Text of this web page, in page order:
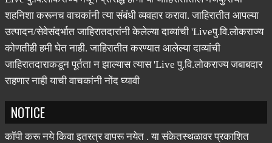
शहनिशा करूनच वाचकांनी त्या संबंधी व्यवहार करावा. जाहिरातीत आपल्या
उत्पादन/सेवेसंदर्भात जाहिरातदारांनी केलेल्या दाव्यांची 'Liveपु.वि.लोकराज्य
कोणतीही हमी घेत नाही. जाहिरातीत करण्यात आलेल्या दाव्यांची
जाहिरातदाराकडून पूर्तता न झाल्यास त्यास 'Live पु.वि.लोकराज्य जबाबदार
राहणार नाही याची वाचकांनी नोंद घ्यावी
NOTICE
कॉपी करू नये किवा इतरत्र वापरू नयेत . या संकेतस्थळावर प्रकाशित